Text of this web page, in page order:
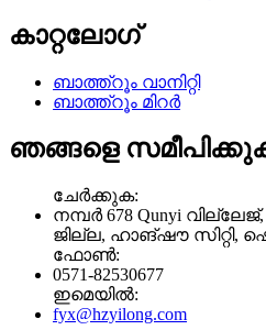
കാറ്റലോഗ്
ബാത്ത്റൂം വാനിറ്റി
ബാത്ത്റൂം മിറർ
ഞങ്ങളെ
ചേർക്കുക:
നമ്പർ 678 Qunyi
ജില്ല, ഹാങ്‌ഷൗ സിറ്റി,
ഫോൺ:
0571-82530677
ഇമെയിൽ:
fyx@hzyilong.com